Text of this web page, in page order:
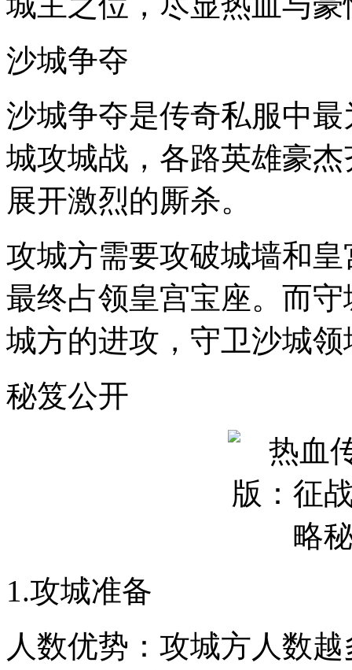
沙城争夺
沙城争夺是传奇私服中
城攻城战，各路英雄豪
展开激烈的厮杀。
攻城方需要攻破城墙和
最终占领皇宫宝座。而
城方的进攻，守卫沙城领
秘笈公开
1.攻城准备
人数优势：攻城方人数